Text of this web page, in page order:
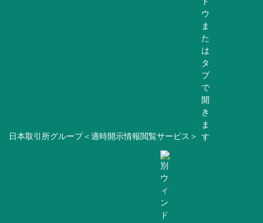
日本取引所グループ＜適時開示情報閲覧サービス＞